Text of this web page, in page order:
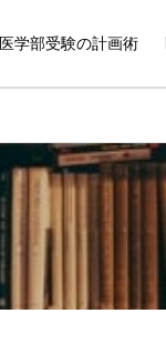
医学部受験の計画術